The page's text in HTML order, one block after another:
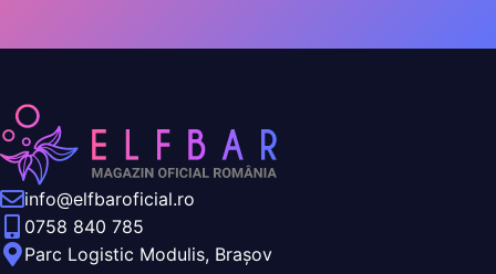
info@elfbaroficial.ro
0758 840 785
Parc Logistic Modulis, Brașov